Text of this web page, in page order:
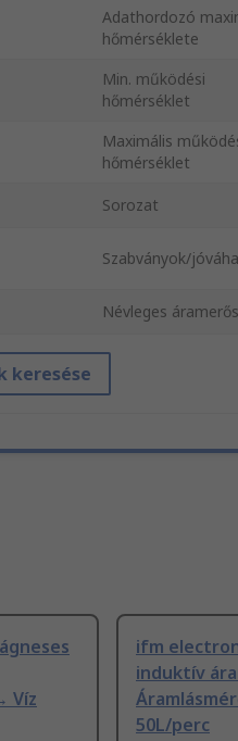
Adathordozó
hőmérséklete
Min. működési
hőmérséklet
Maximális
hőmérséklet
Sorozat
Szabványok/
Névleges
keresése
Víz
ifm
induktív
50L/perc